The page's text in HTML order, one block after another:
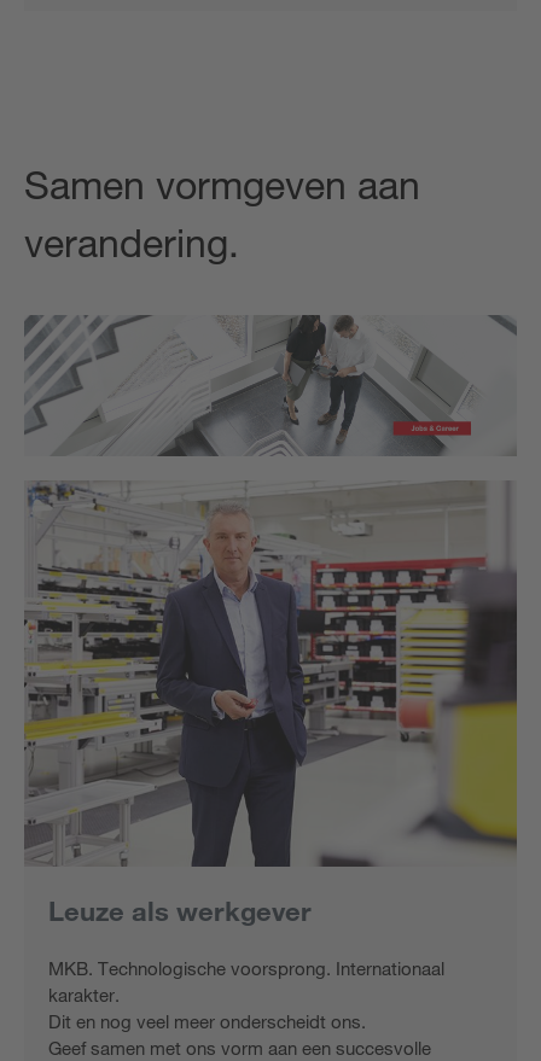
Samen vormgeven aan
verandering.
Leuze als werkgever
MKB. Technologische voorsprong. Internationaal
karakter.
Dit en nog veel meer onderscheidt ons.
Geef samen met ons vorm aan een succesvolle